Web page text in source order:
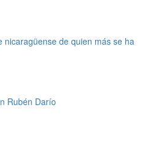
nicaragüense de quien más se ha
Rubén Darío